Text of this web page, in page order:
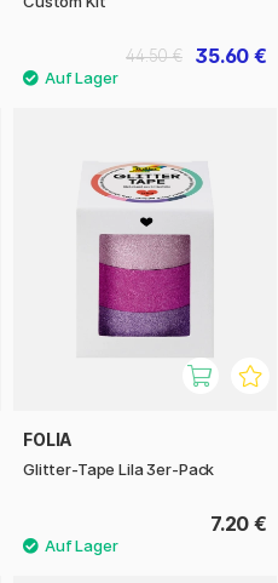
35.60 €
44.50 €
FOLIA
Glitter-Tape Lila 3er-Pack
7.20 €